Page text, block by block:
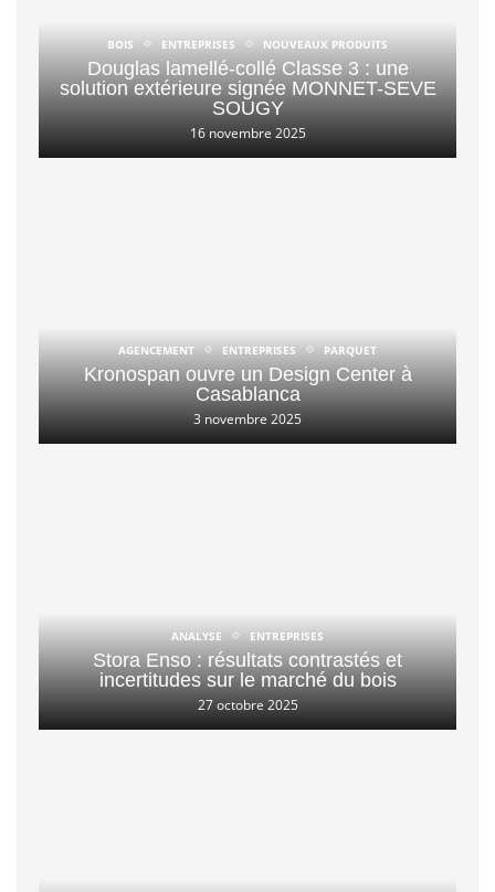
BOIS ENTREPRISES NOUVEAUX PRODUITS
Douglas lamellé-collé Classe 3 : une
solution extérieure signée MONNET-SEVE
SOUGY
16 novembre 2025
AGENCEMENT ENTREPRISES PARQUET
Kronospan ouvre un Design Center à
Casablanca
3 novembre 2025
ANALYSE ENTREPRISES
Stora Enso : résultats contrastés et
incertitudes sur le marché du bois
27 octobre 2025